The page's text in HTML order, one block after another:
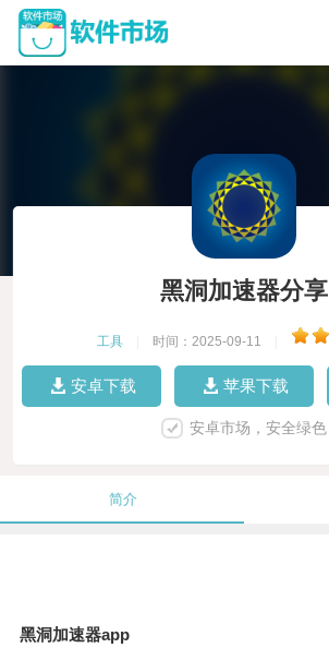
黑洞加速器分享
工具 时间：2025-09-11
安卓下载 苹果下载
安卓市场，安全绿色
简介
黑洞加速器app